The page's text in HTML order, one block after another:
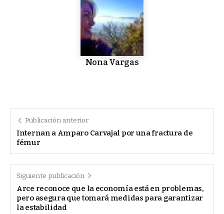
Nona Vargas
Publicación anterior
Internan a Amparo Carvajal por una fractura de
fémur
Siguiente publicación
Arce reconoce que la economía está en problemas,
pero asegura que tomará medidas para garantizar
la estabilidad